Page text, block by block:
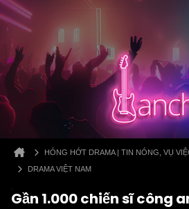
HÓNG HỚT DRAMA | TIN NÓNG, VỤ
DRAMA VIỆT NAM
Gần 1.000 chiến sĩ công